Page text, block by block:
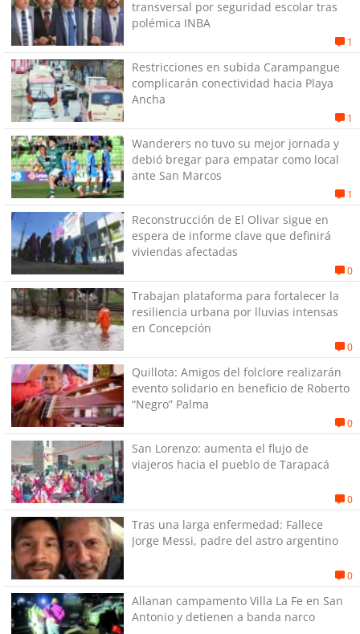
transversal por seguridad escolar tras
polémica INBA
1
Restricciones en subida Carampangue
complicarán conectividad hacia Playa
Ancha
1
Wanderers no tuvo su mejor jornada y
debió bregar para empatar como local
ante San Marcos
1
Reconstrucción de El Olivar sigue en
espera de informe clave que definirá
viviendas afectadas
0
Trabajan plataforma para fortalecer la
resiliencia urbana por lluvias intensas
en Concepción
0
Quillota: Amigos del folclore realizarán
evento solidario en beneficio de Roberto
“Negro” Palma
0
San Lorenzo: aumenta el flujo de
viajeros hacia el pueblo de Tarapacá
0
Tras una larga enfermedad: Fallece
Jorge Messi, padre del astro argentino
0
Allanan campamento Villa La Fe en San
Antonio y detienen a banda narco